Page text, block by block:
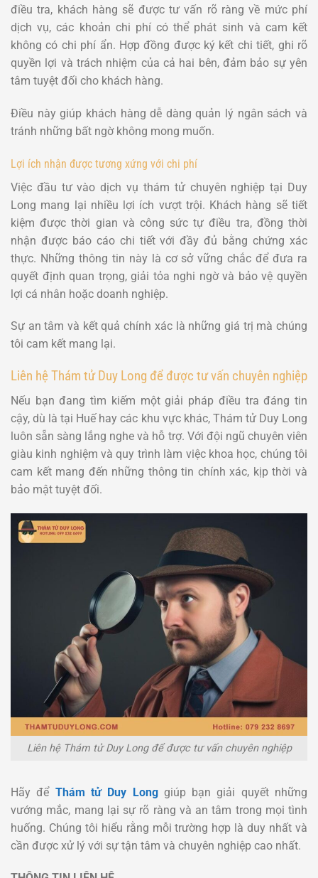
điều tra, khách hàng sẽ được tư vấn rõ ràng về mức phí
dịch vụ, các khoản chi phí có thể phát sinh và cam kết
không có chi phí ẩn. Hợp đồng được ký kết chi tiết, ghi rõ
quyền lợi và trách nhiệm của cả hai bên, đảm bảo sự yên
tâm tuyệt đối cho khách hàng.
Điều này giúp khách hàng dễ dàng quản lý ngân sách và
tránh những bất ngờ không mong muốn.
Lợi ích nhận được tương xứng với chi phí
Việc đầu tư vào dịch vụ thám tử chuyên nghiệp tại Duy
Long mang lại nhiều lợi ích vượt trội. Khách hàng sẽ tiết
kiệm được thời gian và công sức tự điều tra, đồng thời
nhận được báo cáo chi tiết với đầy đủ bằng chứng xác
thực. Những thông tin này là cơ sở vững chắc để đưa ra
quyết định quan trọng, giải tỏa nghi ngờ và bảo vệ quyền
lợi cá nhân hoặc doanh nghiệp.
Sự an tâm và kết quả chính xác là những giá trị mà chúng
tôi cam kết mang lại.
Liên hệ Thám tử Duy Long để được tư vấn chuyên nghiệp
Nếu bạn đang tìm kiếm một giải pháp điều tra đáng tin
cậy, dù là tại Huế hay các khu vực khác, Thám tử Duy Long
luôn sẵn sàng lắng nghe và hỗ trợ. Với đội ngũ chuyên viên
giàu kinh nghiệm và quy trình làm việc khoa học, chúng tôi
cam kết mang đến những thông tin chính xác, kịp thời và
bảo mật tuyệt đối.
Liên hệ Thám tử Duy Long để được tư vấn chuyên nghiệp
Hãy để Thám tử Duy Longgiúp bạn giải quyết những
vướng mắc, mang lại sự rõ ràng và an tâm trong mọi tình
huống. Chúng tôi hiểu rằng mỗi trường hợp là duy nhất và
cần được xử lý với sự tận tâm và chuyên nghiệp cao nhất.